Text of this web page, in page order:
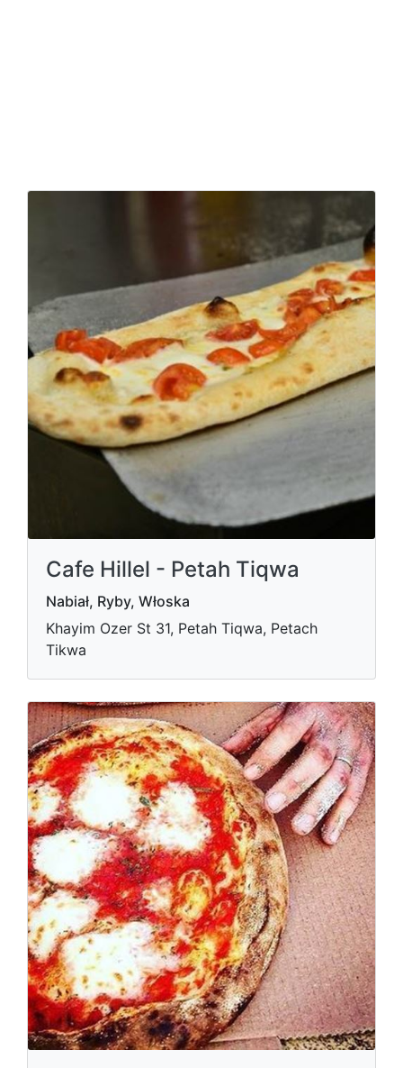
Cafe Hillel - Petah Tiqwa
Nabiał, Ryby, Włoska
Khayim Ozer St 31, Petah Tiqwa, Petach
Tikwa